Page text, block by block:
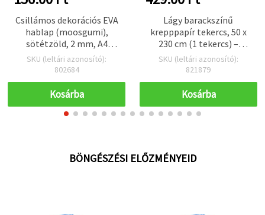
Csillámos dekorációs EVA
hablap (moosgumi),
sötétzöld, 2 mm, A4
(20×30 cm) –
dekoráláshoz és
SKU (leltári azonosító):
802684
Kosárba
Lágy barackszínű
krepppapír tekercs, 50 x
230 cm (1 tekercs) –
textúrált hobbi- és
kreatív papír DIY
ajándékcsomagoláshoz
SKU (leltári azonosító):
821879
Kosárba
BÖNGÉSZÉSI ELŐZMÉNYEID